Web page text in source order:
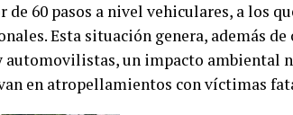
de 60 pasos a nivel vehiculares, a los
Esta situación genera, además
automovilistas, un impacto ambiental
en atropellamientos con víctimas